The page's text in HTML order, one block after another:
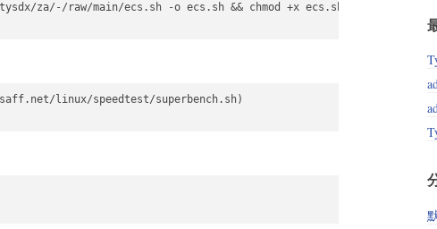
za/-/raw/main/ecs.sh -o ecs.sh && chmod +x ecs.sh && bash ecs.sh
linux/speedtest/superbench.sh)